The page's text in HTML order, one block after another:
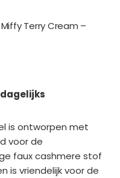
Terry Cream –
is ontworpen met
voor de
faux cashmere stof
is vriendelijk voor de